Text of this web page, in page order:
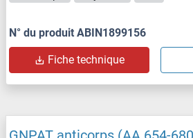
N° du produit ABIN1899156
Fiche technique